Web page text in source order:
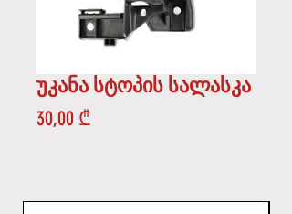
უკანა სტოპის სალასკა
30,00 ₾